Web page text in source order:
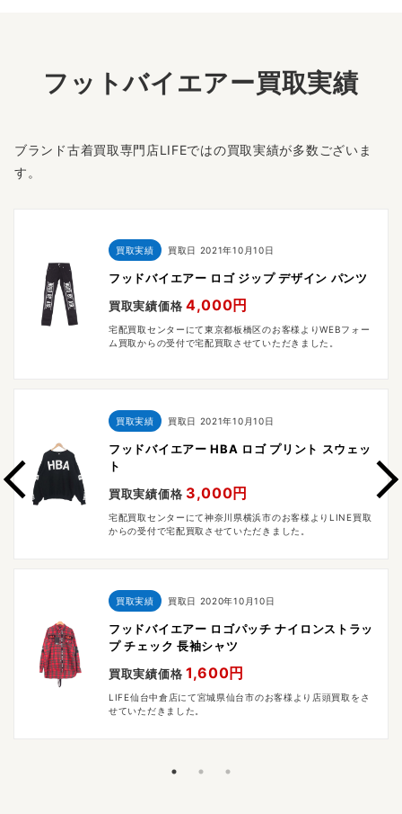
フットバイエアー買取実績
ブランド古着買取専門店LIFEではの買取実績が多数ございま
す。
買取実績 買取日 2021年10月10日
フッドバイエアー ロゴ ジップ デザイン パンツ
買取実績価格 4,000円
宅配買取センターにて東京都板橋区のお客様よりWEBフォー
ム買取からの受付で宅配買取させていただきました。
買取実績 買取日 2021年10月10日
フッドバイエアー HBA ロゴ プリント スウェッ
ト
買取実績価格 3,000円
宅配買取センターにて神奈川県横浜市のお客様よりLINE買取
からの受付で宅配買取させていただきました。
買取実績 買取日 2020年10月10日
フッドバイエアー ロゴパッチ ナイロンストラッ
プ チェック 長袖シャツ
買取実績価格 1,600円
LIFE仙台中倉店にて宮城県仙台市のお客様より店頭買取をさ
せていただきました。